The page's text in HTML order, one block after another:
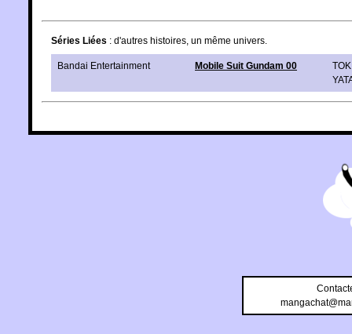
Séries Liées : d'autres histoires, un même univers.
Bandai Entertainment Mobile Suit Gundam 00